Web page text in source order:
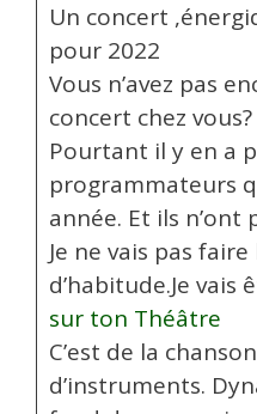
Un concert
pour 2022
Vous n’avez pas
concert chez vous?
Pourtant il y en a
programmateurs
année. Et ils n’ont
Je ne vais pas
d’habitude.Je vais
sur ton Théâtre
C’est de la
d’instruments.